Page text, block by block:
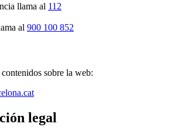
llama al 112
al 900 100 852
sobre la web:
legal